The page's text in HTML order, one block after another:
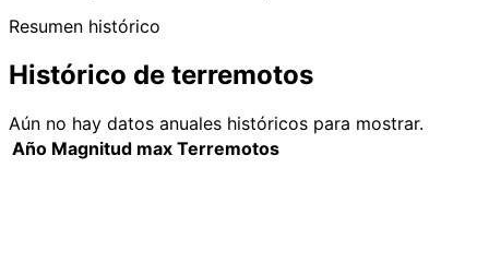
Resumen histórico
Histórico de terremotos
Aún no hay datos anuales históricos para mostrar.
Año Magnitud max Terremotos